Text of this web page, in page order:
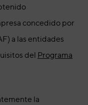
concedido por
a las entidades
del Programa
la